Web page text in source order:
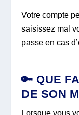
Votre compte
saisissez mal
passe en cas
🔑 QUE
DE SON
Lorsque vous